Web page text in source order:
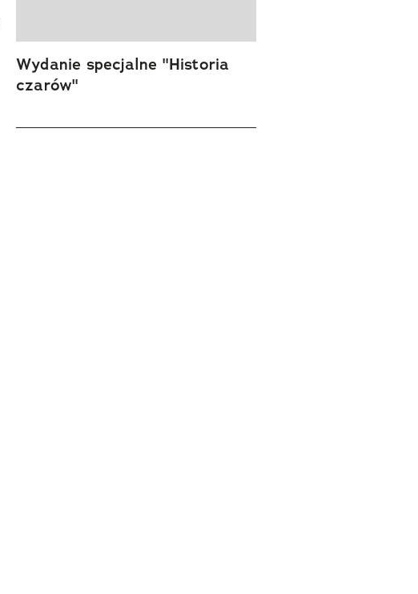
Wydanie specjalne "Historia
czarów"